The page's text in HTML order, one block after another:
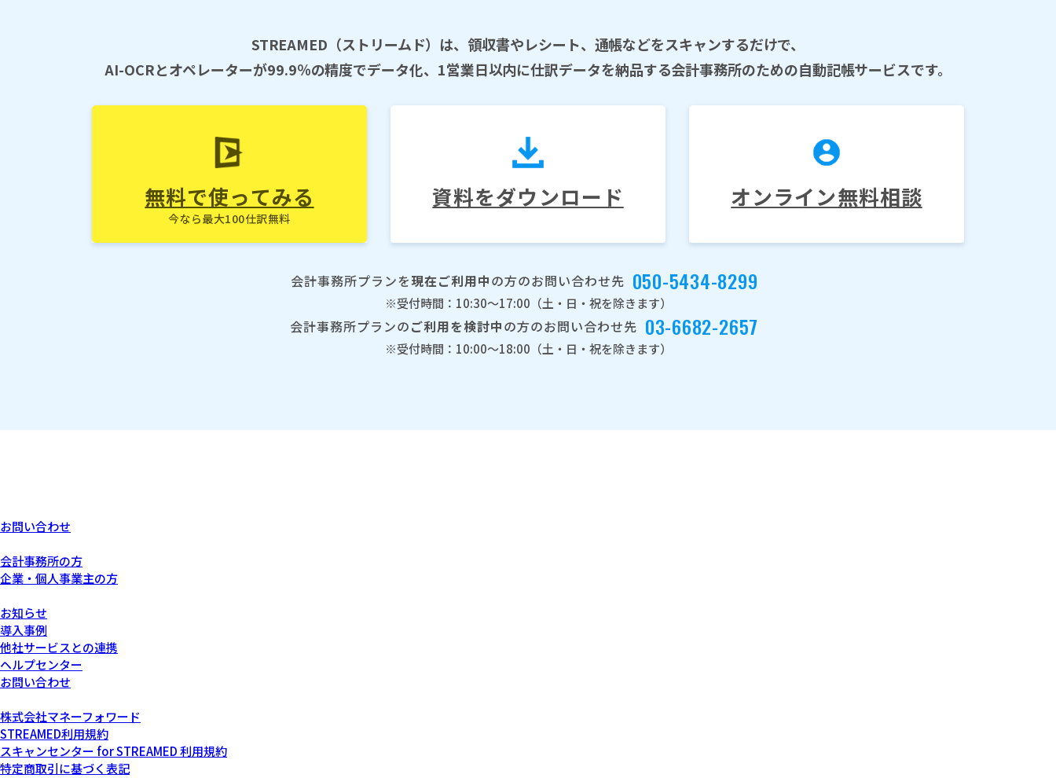
STREAMED（ストリームド）は、領収書やレシート、通帳などをスキャンするだけで、
AI-OCRとオペレーターが99.9％の精度でデータ化、1営業日以内に仕訳データを納品する会計事務所のための自動記帳サービスです。
無料で使ってみる
今なら最大100仕訳無料
資料をダウンロード オンライン無料相談
会計事務所プランを現在ご利用中の方のお問い合わせ先 050-5434-8299
※受付時間：10:30～17:00（土・日・祝を除きます）
会計事務所プランのご利用を検討中の方のお問い合わせ先 03-6682-2657
※受付時間：10:00～18:00（土・日・祝を除きます）
お問い合わせ
会計事務所の方
企業・個人事業主の方
お知らせ
導入事例
他社サービスとの連携
ヘルプセンター
お問い合わせ
株式会社マネーフォワード
STREAMED利用規約
スキャンセンター for STREAMED 利用規約
特定商取引に基づく表記